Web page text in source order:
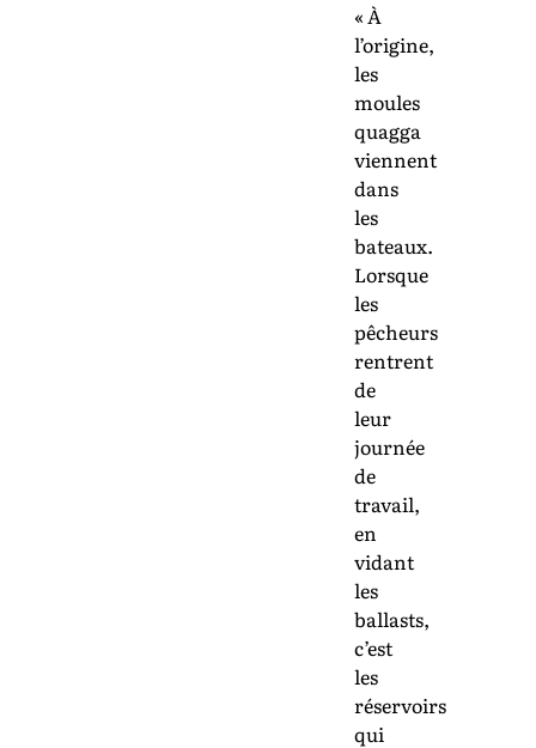
« À
l’origine,
les
moules
quagga
viennent
dans
les
bateaux.
Lorsque
les
pêcheurs
rentrent
de
leur
journée
de
travail,
en
vidant
les
ballasts,
c’est
les
réservoirs
qui